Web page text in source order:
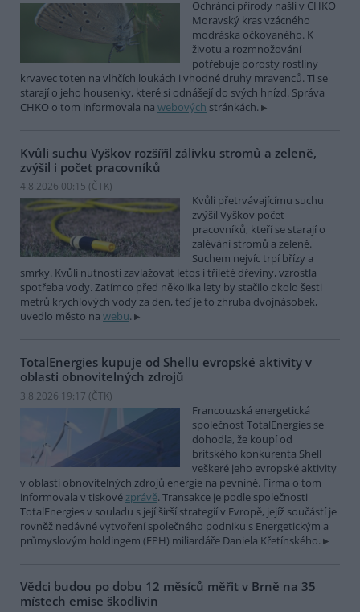
Ochránci přírody našli v CHKO
Moravský kras vzácného
modráska očkovaného. K
životu a rozmnožování
potřebuje porosty rostliny
krvavec toten na vlhčích loukách i vhodné druhy mravenců. Ti se
starají o jeho housenky, které si odnášejí do svých hnízd. Správa
CHKO o tom informovala na webových stránkách.
Kvůli suchu Vyškov rozšířil zálivku stromů a zeleně,
zvýšil i počet pracovníků
4.8.2026 00:15 (ČTK)
Kvůli přetrvávajícímu suchu
zvýšil Vyškov počet
pracovníků, kteří se starají o
zalévání stromů a zeleně.
Suchem nejvíc trpí břízy a
smrky. Kvůli nutnosti zavlažovat letos i tříleté dřeviny, vzrostla
spotřeba vody. Zatímco před několika lety by stačilo okolo šesti
metrů krychlových vody za den, teď je to zhruba dvojnásobek,
uvedlo město na webu.
TotalEnergies kupuje od Shellu evropské aktivity v
oblasti obnovitelných zdrojů
3.8.2026 19:17 (ČTK)
Francouzská energetická
společnost TotalEnergies se
dohodla, že koupí od
britského konkurenta Shell
veškeré jeho evropské aktivity
v oblasti obnovitelných zdrojů energie na pevnině. Firma o tom
informovala v tiskovézprávě. Transakce je podle společnosti
TotalEnergies v souladu s její širší strategií v Evropě, jejíž součástí je
rovněž nedávné vytvoření společného podniku s Energetickým a
průmyslovým holdingem (EPH) miliardáře Daniela Křetínského.
Vědci budou po dobu 12 měsíců měřit v Brně na 35
místech emise škodlivin